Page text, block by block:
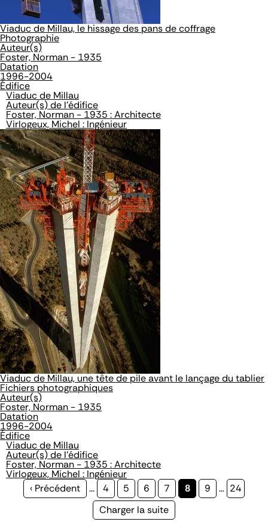
Viaduc de Millau, le hissage des pans de coffrage
Photographie
Auteur(s)
Foster, Norman - 1935
Datation
1996-2004
Édifice
Viaduc de Millau
Auteur(s) de l'édifice
Foster, Norman - 1935 : Architecte
Virlogeux, Michel : Ingénieur
Viaduc de Millau, une tête de pile avant le lançage du tablier
Fichiers photographiques
Auteur(s)
Foster, Norman - 1935
Datation
1996-2004
Édifice
Viaduc de Millau
Auteur(s) de l'édifice
Foster, Norman - 1935 : Architecte
Virlogeux, Michel : Ingénieur
Page
‹ Précédent … Page
4 Page
5 Page
6 Page
7
Page
8 Page
9 … Page
24
Page
Charger la suite